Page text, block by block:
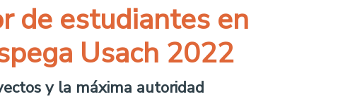
de estudiantes en
Usach 2022
y la máxima autoridad